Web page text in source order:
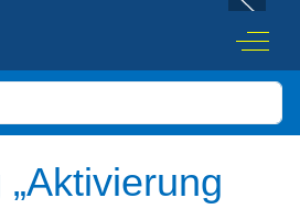
Off-